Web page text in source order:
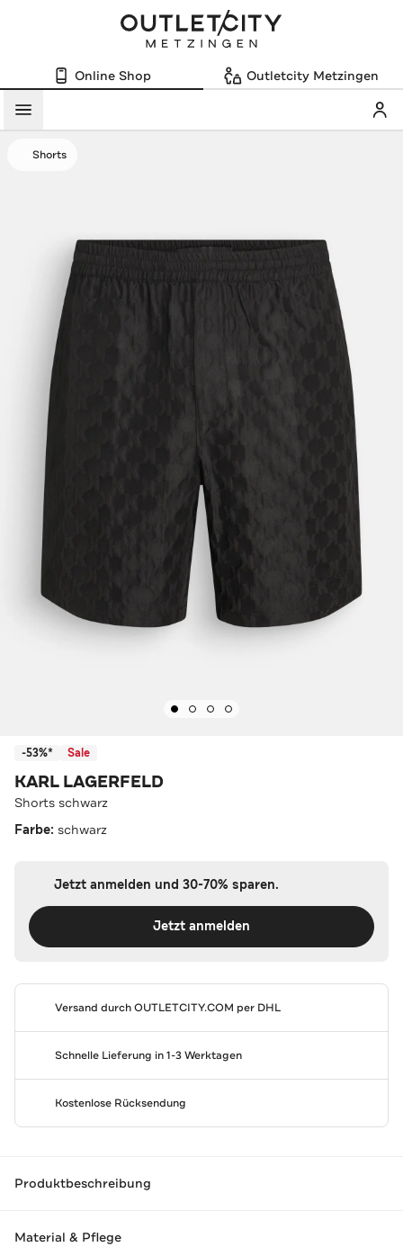
Online Shop Outletcity Metzingen
Menü
Shorts
-53%* Sale
KARL LAGERFELD
Shorts schwarz
Farbe: schwarz
Jetzt anmelden und 30-70% sparen.
Jetzt anmelden
Versand durchOUTLETCITY.COM per DHL
Schnelle Lieferung in 1-3 Werktagen
Kostenlose Rücksendung
Produktbeschreibung
Material & Pflege